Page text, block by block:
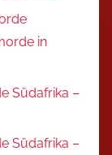
in
Südafrika –
Südafrika –